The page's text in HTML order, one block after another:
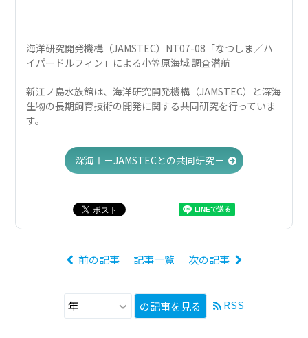
海洋研究開発機構（JAMSTEC）NT07-08「なつしま／ハ
イパードルフィン」による小笠原海域 調査潜航
新江ノ島水族館は、海洋研究開発機構（JAMSTEC）と深海
生物の長期飼育技術の開発に関する共同研究を行っていま
す。
深海Ⅰ－JAMSTECとの共同研究－
前の記事 記事一覧 次の記事
の記事を見る RSS